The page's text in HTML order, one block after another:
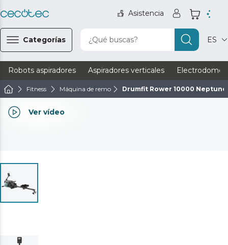
Asistencia
Categorías ¿Qué buscas? ES
Robots aspiradores Aspiradores verticales
Fitness Máquina de remo Drumfit Rower 10000 Neptuno
Ver vídeo